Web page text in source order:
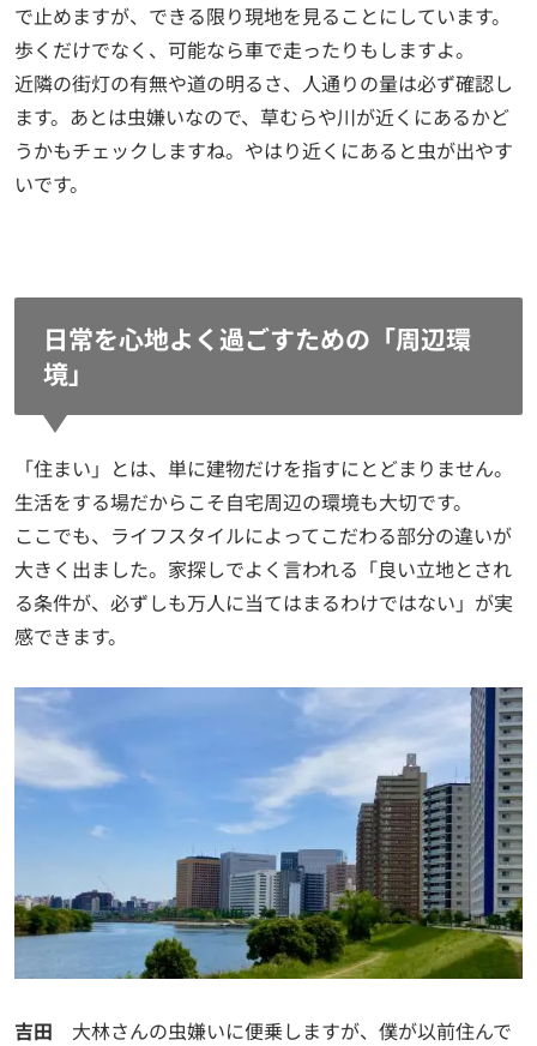
で止めますが、できる限り現地を見ることにしています。
歩くだけでなく、可能なら車で走ったりもしますよ。
近隣の街灯の有無や道の明るさ、人通りの量は必ず確認し
ます。あとは虫嫌いなので、草むらや川が近くにあるかど
うかもチェックしますね。やはり近くにあると虫が出やす
いです。
日常を心地よく過ごすための「周辺環
境」
「住まい」とは、単に建物だけを指すにとどまりません。
生活をする場だからこそ自宅周辺の環境も大切です。
ここでも、ライフスタイルによってこだわる部分の違いが
大きく出ました。家探しでよく言われる「良い立地とされ
る条件が、必ずしも万人に当てはまるわけではない」が実
感できます。
吉田 大林さんの虫嫌いに便乗しますが、僕が以前住んで